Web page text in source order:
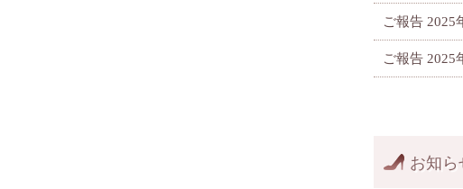
ご報告 2025
ご報告 2025
お知ら